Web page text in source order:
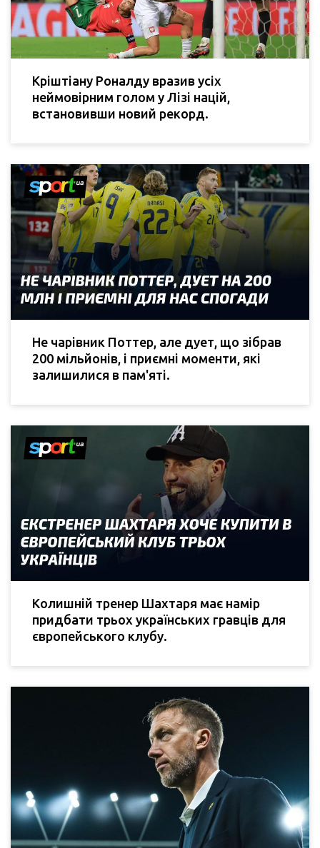
Кріштіану Роналду вразив усіх
неймовірним голом у Лізі націй,
встановивши новий рекорд.
Не чарівник Поттер, але дует, що зібрав
200 мільйонів, і приємні моменти, які
залишилися в пам'яті.
Колишній тренер Шахтаря має намір
придбати трьох українських гравців для
європейського клубу.